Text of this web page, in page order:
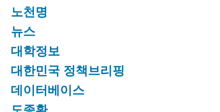
노천명
뉴스
대학정보
대한민국 정책브리핑
데이터베이스